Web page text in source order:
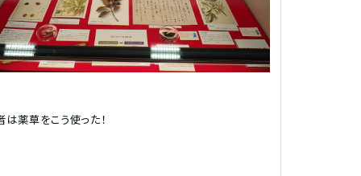
は薬草をこう使った！